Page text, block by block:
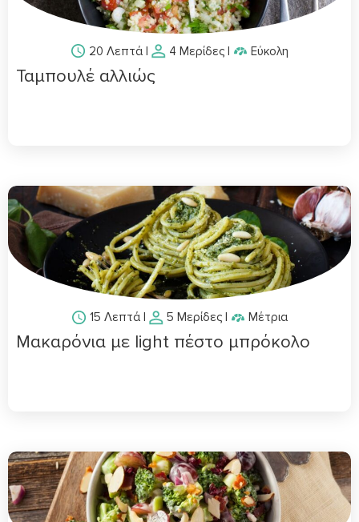
20 Λεπτά| 4 Μερίδες| Εύκολη
Ταμπουλέ αλλιώς
15 Λεπτά| 5 Μερίδες| Μέτρια
Μακαρόνια με light πέστο μπρόκολο